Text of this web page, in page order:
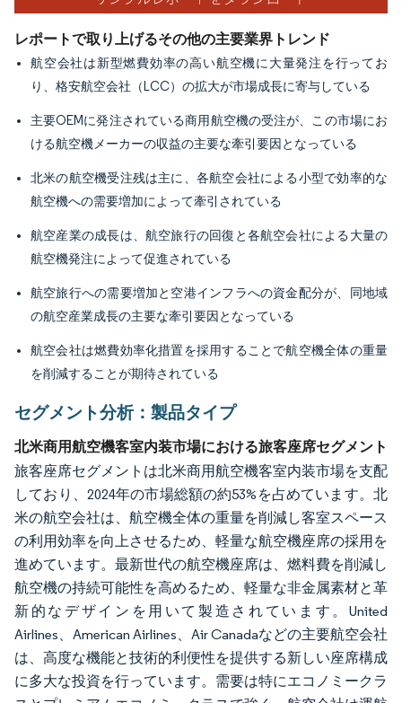
レポートで取り上げるその他の主要業界トレンド
航空会社は新型燃費効率の高い航空機に大量発注を行ってお
り、格安航空会社（LCC）の拡大が市場成長に寄与している
主要OEMに発注されている商用航空機の受注が、この市場にお
ける航空機メーカーの収益の主要な牽引要因となっている
北米の航空機受注残は主に、各航空会社による小型で効率的な
航空機への需要増加によって牽引されている
航空産業の成長は、航空旅行の回復と各航空会社による大量の
航空機発注によって促進されている
航空旅行への需要増加と空港インフラへの資金配分が、同地域
の航空産業成長の主要な牽引要因となっている
航空会社は燃費効率化措置を採用することで航空機全体の重量
を削減することが期待されている
セグメント分析：製品タイプ
北米商用航空機客室内装市場における旅客座席セグメント
旅客座席セグメントは北米商用航空機客室内装市場を支配
しており、2024年の市場総額の約53%を占めています。北
米の航空会社は、航空機全体の重量を削減し客室スペース
の利用効率を向上させるため、軽量な航空機座席の採用を
進めています。最新世代の航空機座席は、燃料費を削減し
航空機の持続可能性を高めるため、軽量な非金属素材と革
新的なデザインを用いて製造されています。United
Airlines、American Airlines、Air Canadaなどの主要航空会社
は、高度な機能と技術的利便性を提供する新しい座席構成
に多大な投資を行っています。需要は特にエコノミークラ